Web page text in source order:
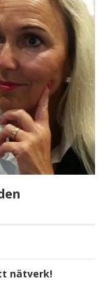
nätverk!